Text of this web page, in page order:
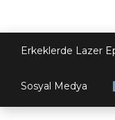
Erkeklerde Lazer
Sosyal Medya